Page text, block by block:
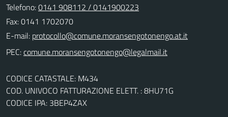
Telefono:0141 908112 / 0141900223
Fax: 0141 1702070
E-mail:
PEC:
CODICE CATASTALE: M434
COD. UNIVOCO FATTURAZIONE ELETT. : 8HU71G
CODICE IPA: 3BEP4ZAX